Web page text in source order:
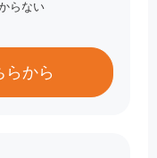
らない
らから